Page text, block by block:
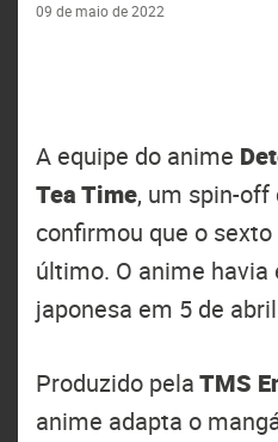
09 de maio de 2022
A equipe do anime
Tea Time, um spin-off
confirmou que o
último. O anime havia
japonesa em 5 de
Produzido pelaTMS
anime adapta o